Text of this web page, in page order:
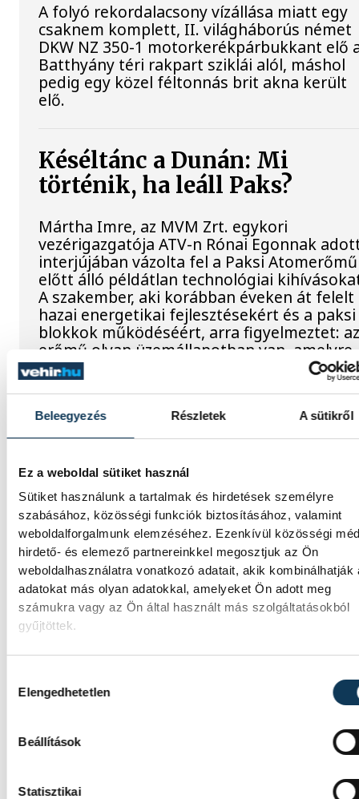
Beleegyezés Részletek A sütikről
Ez a weboldal sütiket használ
Sütiket használunk a tartalmak és hirdetések személyre
szabásához, közösségi funkciók biztosításához, valamint
weboldalforgalmunk elemzéséhez. Ezenkívül közösségi
hirdető- és elemező partnereinkkel megosztjuk az Ön
weboldalhasználatra vonatkozó adatait, akik kombinálhatják
adatokat más olyan adatokkal, amelyeket Ön adott meg
számukra vagy az Ön által használt más szolgáltatásokból
gyűjtöttek.
Elengedhetetlen
Beállítások
Statisztikai
A folyó rekordalacsony vízállása miatt egy
csaknem komplett, II. világháborús német
DKW NZ 350-1 motorkerékpárbukkant elő
Batthyány téri rakpart sziklái alól, máshol
pedig egy közel féltonnás brit akna került
elő.
Késéltánc a Dunán: Mi
történik, ha leáll Paks?
Mártha Imre, az MVM Zrt. egykori
vezérigazgatója ATV-n Rónai Egonnak
interjújában vázolta fel a Paksi Atomerőmű
előtt álló példátlan technológiai
A szakember, aki korábban éveken át felelt
hazai energetikai fejlesztésekért és a paksi
blokkok működéséért, arra figyelmeztet:
erőmű olyan üzemállapotban van, amelyre
eredetileg nem tervezték.
A Tisza-frakció
kedden legyen az
államfőválasztás
A Tisza-frakció kezdeményezte, hogy a
parlament jövő kedden válassza meg az új
köztársasági elnököt.
Valami óriási csapódott a
Holdba ma reggel
Rendhagyó esemény zajlott le kedden
felszínébe csapódott a SpaceX egyik
rakétájának felső fokozata. A becsapódást
Földről szabad szemmel nem lehetett
szakemberek azonban távcsövekkel